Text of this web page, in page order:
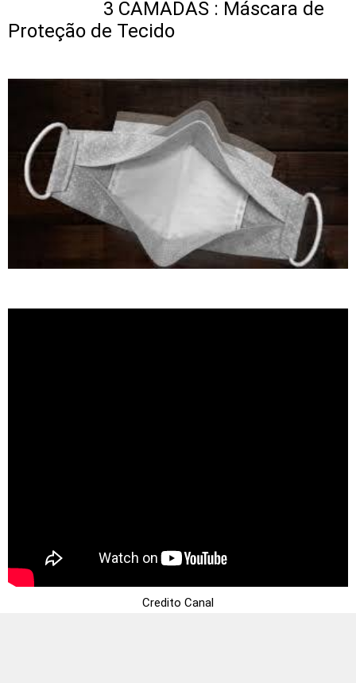
3 CAMADAS : Máscara de
Proteção de Tecido
Credito Canal